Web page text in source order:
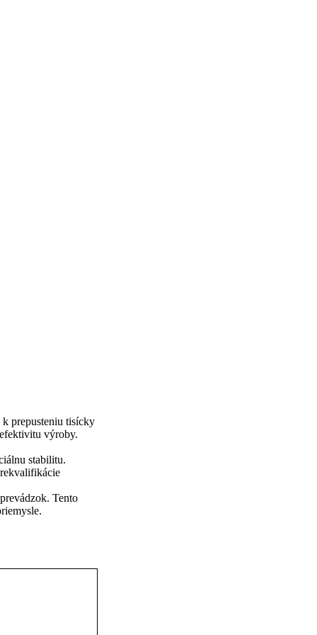
prepusteniu tisícky
výroby.
stabilitu.
Tento